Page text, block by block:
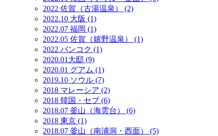
2022 佐賀（古湯温泉） (2)
2022.10 大阪 (1)
2022.07 福岡 (1)
2022.05 佐賀（嬉野温泉） (1)
2022 バンコク (1)
2020.01大邸 (9)
2020.01 グアム (1)
2019.10 ソウル (7)
2018 マレーシア (2)
2018 韓国・セブ (6)
2018.07 釜山（海雲台） (6)
2018 東京 (1)
2018.07 釜山（南浦洞・西面） (5)